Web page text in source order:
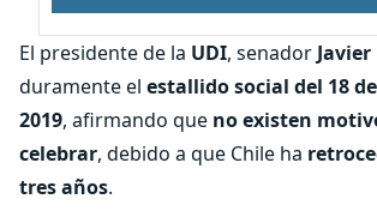
El presidente de la UDI, senador
duramente el estallido social del 18
2019, afirmando que no existen
celebrar, debido a que Chile ha
tres años.